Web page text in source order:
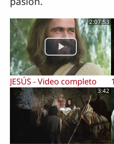
2:07:53
JESÚS - Video completo
3:42